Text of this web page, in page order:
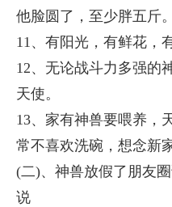
他脸圆了，至少胖五斤。
11、有阳光，有鲜花，
12、无论战斗力多强的
天使。
13、家有神兽要喂养，
常不喜欢洗碗，想念新
(二)、神兽放假了朋友
说